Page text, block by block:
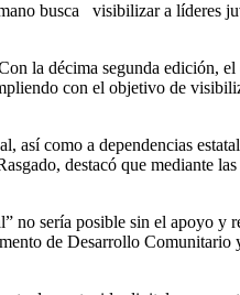
busca visibilizar a líderes
la décima segunda edición,
con el objetivo de
como a dependencias
destacó que mediante
no sería posible sin el apoyo
de Desarrollo